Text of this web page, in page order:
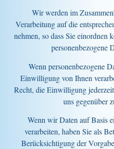
Wir werden im
Verarbeitung auf die
nehmen, so dass Sie einordnen
personenbezogene
Wenn personenbezogene
Einwilligung von Ihnen
Recht, die Einwilligung
uns gegenüber
Wenn wir Daten auf Basis
verarbeiten, haben Sie als
Berücksichtigung der